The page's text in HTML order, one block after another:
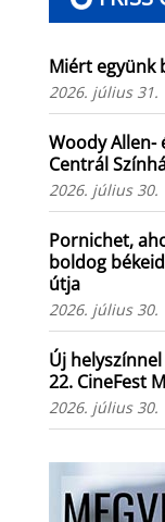
Miért együnk
2026. július 31.
Woody Allen-
Centrál
2026. július 30.
Pornichet,
boldog
útja
2026. július 30.
Új
22. CineFest
2026. július 30.